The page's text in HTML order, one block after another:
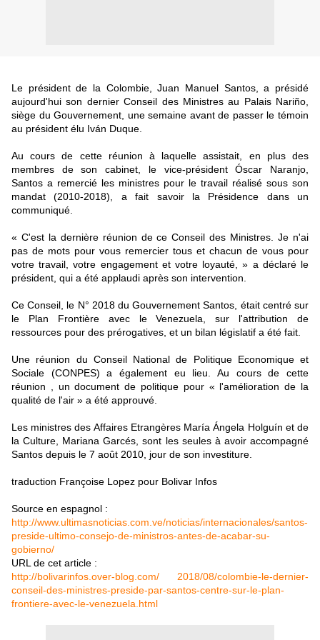
Le président de la Colombie, Juan Manuel Santos, a présidé
aujourd'hui son dernier Conseil des Ministres au Palais Nariño,
siège du Gouvernement, une semaine avant de passer le témoin
au président élu Iván Duque.
Au cours de cette réunion à laquelle assistait, en plus des
membres de son cabinet, le vice-président Óscar Naranjo,
Santos a remercié les ministres pour le travail réalisé sous son
mandat (2010-2018), a fait savoir la Présidence dans un
communiqué.
« C'est la dernière réunion de ce Conseil des Ministres. Je n'ai
pas de mots pour vous remercier tous et chacun de vous pour
votre travail, votre engagement et votre loyauté, » a déclaré le
président, qui a été applaudi après son intervention.
Ce Conseil, le N° 2018 du Gouvernement Santos, était centré sur
le Plan Frontière avec le Venezuela, sur l'attribution de
ressources pour des prérogatives, et un bilan législatif a été fait.
Une réunion du Conseil National de Politique Economique et
Sociale (CONPES) a également eu lieu. Au cours de cette
réunion , un document de politique pour « l'amélioration de la
qualité de l'air » a été approuvé.
Les ministres des Affaires Etrangères María Ángela Holguín et de
la Culture, Mariana Garcés, sont les seules à avoir accompagné
Santos depuis le 7 août 2010, jour de son investiture.
traduction Françoise Lopez pour Bolivar Infos
Source en espagnol :
http://www.ultimasnoticias.com.ve/noticias/internacionales/santos-
preside-ultimo-consejo-de-ministros-antes-de-acabar-su-
gobierno/
URL de cet article :
http://bolivarinfos.over-blog.com/ 2018/08/colombie-le-dernier-
conseil-des-ministres-preside-par-santos-centre-sur-le-plan-
frontiere-avec-le-venezuela.html